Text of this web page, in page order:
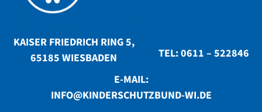
KAISER FRIEDRICH RING 5,
65185 WIESBADEN
TEL: 0611 – 522846
E-MAIL:
INFO@KINDERSCHUTZBUND-WI.DE